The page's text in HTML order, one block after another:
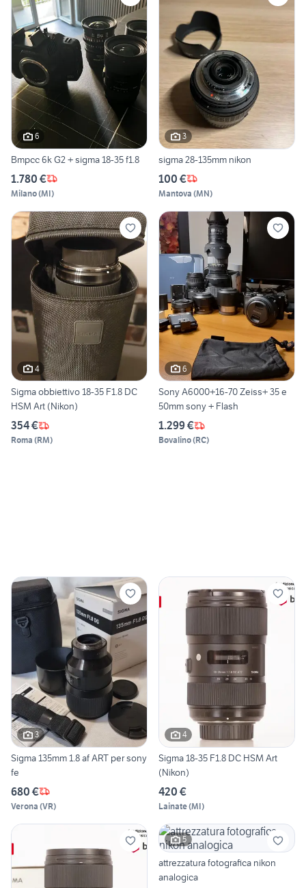
6
Bmpcc 6k G2 + sigma 18-35 f1.8
1.780 €
Milano(MI)
3
sigma 28-135mm nikon
100 €
Mantova (MN)
4
Sigma obbiettivo 18-35 F1.8 DC
HSM Art (Nikon)
354 €
Roma (RM)
6
Sony A6000+16-70 Zeiss+ 35 e
50mm sony + Flash
1.299 €
Bovalino(RC)
3
Sigma 135mm 1.8 af ART per sony
fe
680 €
Verona (VR)
4
Sigma 18-35 F1.8 DC HSM Art
(Nikon)
420 €
Lainate(MI)
5
attrezzatura fotografica nikon
analogica